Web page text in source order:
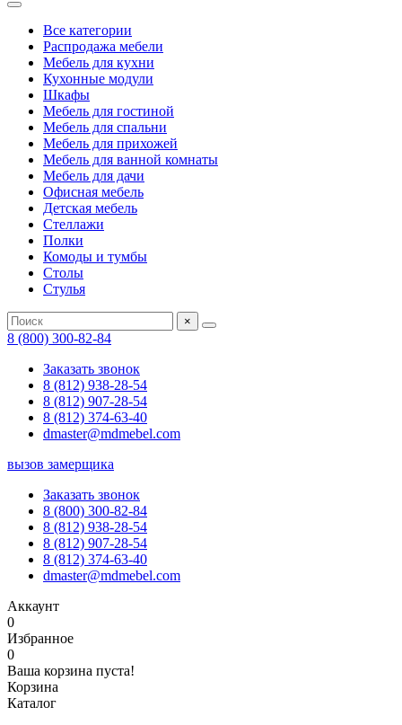
Все категории
Распродажа мебели
Мебель для кухни
Кухонные модули
Шкафы
Мебель для гостиной
Мебель для спальни
Мебель для прихожей
Мебель для ванной комнаты
Мебель для дачи
Офисная мебель
Детская мебель
Стеллажи
Полки
Комоды и тумбы
Столы
Стулья
×
8 (800) 300-82-84
Заказать звонок
8 (812) 938-28-54
8 (812) 907-28-54
8 (812) 374-63-40
dmaster@mdmebel.com
вызов замерщика
Заказать звонок
8 (800) 300-82-84
8 (812) 938-28-54
8 (812) 907-28-54
8 (812) 374-63-40
dmaster@mdmebel.com
Аккаунт
0
Избранное
0
Ваша корзина пуста!
Корзина
Каталог